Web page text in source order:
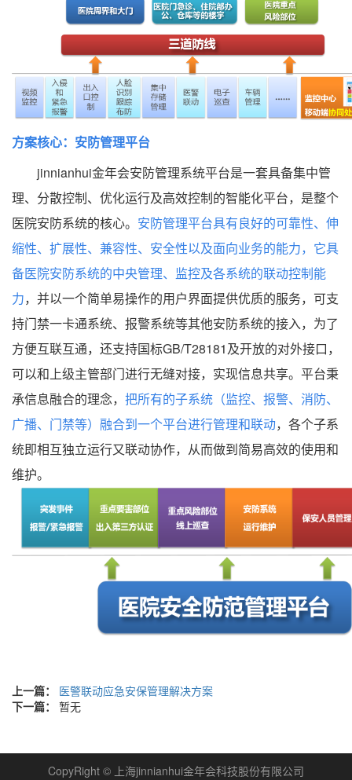
方案核心：安防管理平台
jinnianhui金年会安防管理系统平台是一套具备集中管
理、分散控制、优化运行及高效控制的智能化平台，是整个
医院安防系统的核心。 安防管理平台具有良好的可靠性、伸
缩性、扩展性、兼容性、安全性以及面向业务的能力，它具
备医院安防系统的中央管理、监控及各系统的联动控制能
力，并以一个简单易操作的用户界面提供优质的服务，可支
持门禁一卡通系统、报警系统等其他安防系统的接入，为了
方便互联互通，还支持国标GB/T28181及开放的对外接口，
可以和上级主管部门进行无缝对接，实现信息共享。平台秉
承信息融合的理念， 把所有的子系统（监控、报警、消防、
广播、门禁等）融合到一个平台进行管理和联动，各个子系
统即相互独立运行又联动协作，从而做到简易高效的使用和
维护。
上一篇：
医警联动应急安保管理解决方案
下一篇：
暂无
CopyRight © 上海jinnianhui金年会科技股份有限公司